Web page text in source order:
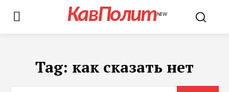
КавПолитNEW
Tag: как сказать нет